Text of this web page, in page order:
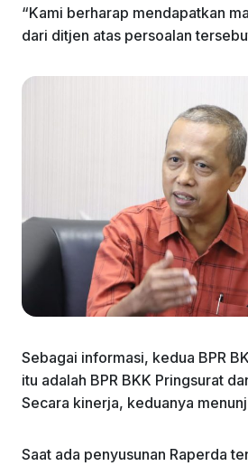
“Kami berharap mendapatkan
dari ditjen atas persoalan
Sebagai informasi, kedua BPR
itu adalah BPR BKK Pringsurat
Secara kinerja, keduanya
Saat ada penyusunan Raperda